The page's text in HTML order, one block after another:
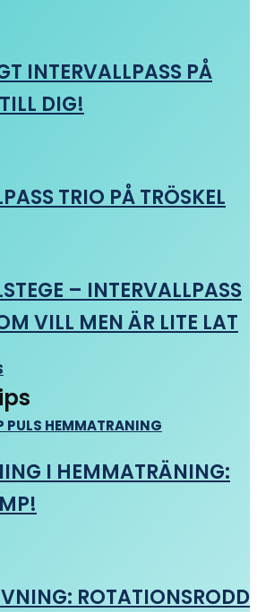
INTERVALLPASS PÅ
DIG!
TRIO PÅ TRÖSKEL
– INTERVALLPASS
VILL MEN ÄR LITE LAT
I HEMMATRÄNING:
ROTATIONSRODD